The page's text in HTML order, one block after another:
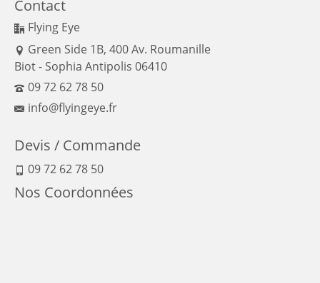
Contact
Flying Eye
Green Side 1B, 400 Av. Roumanille
Biot - Sophia Antipolis 06410
09 72 62 78 50
info@flyingeye.fr
Devis / Commande
09 72 62 78 50
Nos Coordonnées